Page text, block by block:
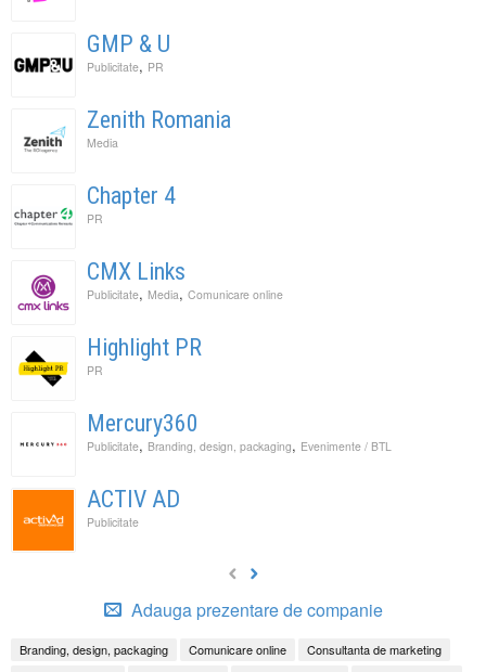
GMP & U
Publicitate, PR
Zenith Romania
Media
Chapter 4
PR
CMX Links
Publicitate, Media, Comunicare online
Highlight PR
PR
Mercury360
Publicitate, Branding, design, packaging, Evenimente / BTL
ACTIV AD
Publicitate
Adauga prezentare de companie
Branding, design, packaging Comunicare online
Consultanta de marketing